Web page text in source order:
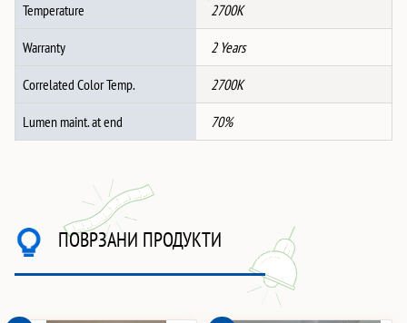
Temperature 2700K
Warranty 2 Years
Correlated Color Temp. 2700K
Lumen maint. at end 70%
ПОВРЗАНИ ПРОДУКТИ